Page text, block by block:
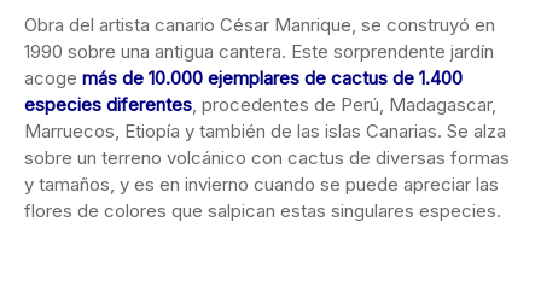
Obra del artista canario César Manrique, se construyó en
1990 sobre una antigua cantera. Este sorprendente jardín
acoge más de 10.000 ejemplares de cactus de 1.400
especies diferentes, procedentes de Perú, Madagascar,
Marruecos, Etiopía y también de las islas Canarias. Se alza
sobre un terreno volcánico con cactus de diversas formas
y tamaños, y es en invierno cuando se puede apreciar las
flores de colores que salpican estas singulares especies.